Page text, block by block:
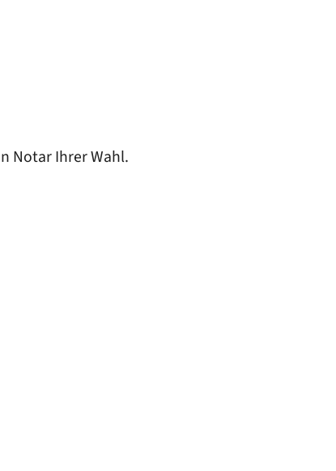
Notar Ihrer Wahl.